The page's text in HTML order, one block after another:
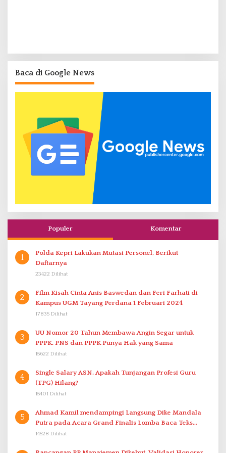
Baca di Google News
Populer Komentar
1
Polda Kepri Lakukan Mutasi Personel, Berikut
Daftarnya
23422 Dilihat
2
Film Kisah Cinta Anis Baswedan dan Feri Farhati di
Kampus UGM Tayang Perdana 1 Februari 2024
17835 Dilihat
3
UU Nomor 20 Tahun Membawa Angin Segar untuk
PPPK. PNS dan PPPK Punya Hak yang Sama
15622 Dilihat
4
Single Salary ASN, Apakah Tunjangan Profesi Guru
(TPG) Hilang?
15401 Dilihat
5
Ahmad Kamil mendampingi Langsung Dike Mandala
Putra pada Acara Grand Finalis Lomba Baca Teks
Proklamasi Mirip Bung Karno di Bali
14528 Dilihat